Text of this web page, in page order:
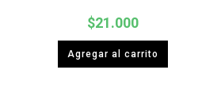
$21.000
Agregar al carrito